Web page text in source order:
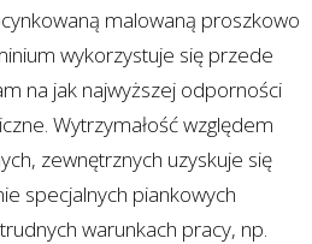
malowaną proszkowo
wykorzystuje się przede
na jak najwyższej odporności
Wytrzymałość względem
zewnętrznych uzyskuje się
specjalnych piankowych
warunkach pracy, np.